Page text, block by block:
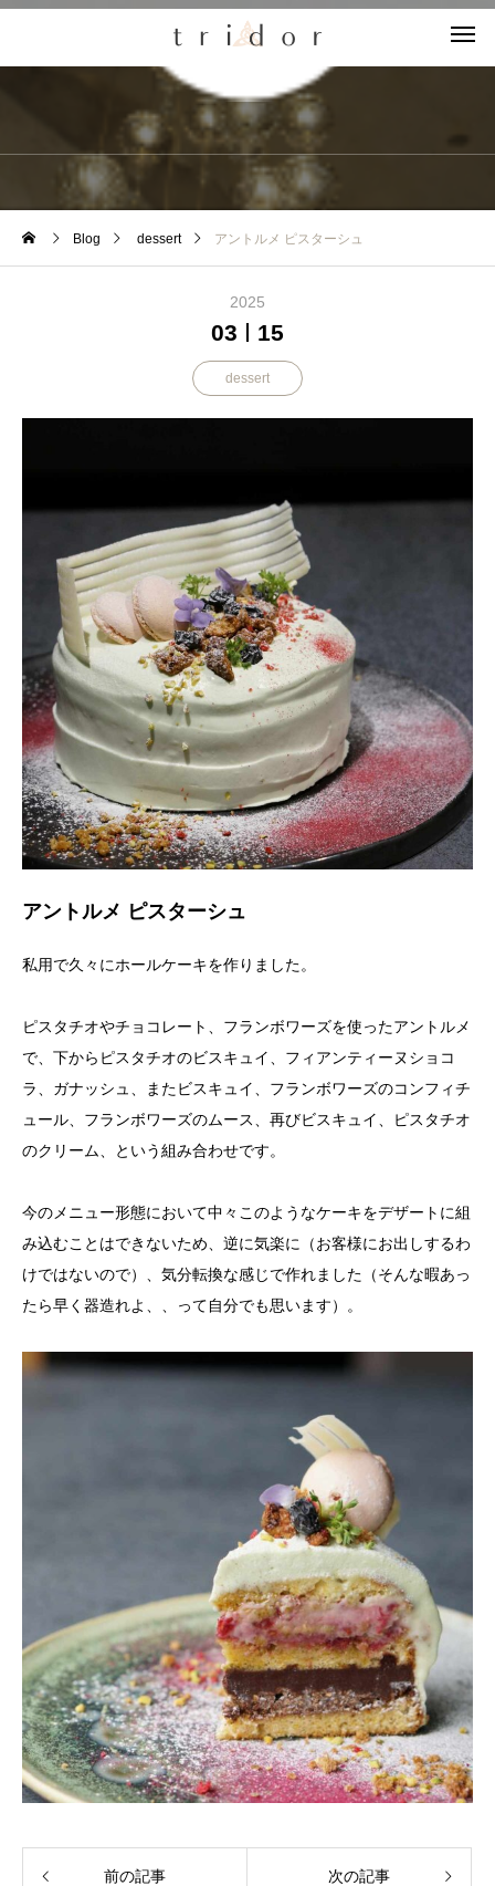
Blog
Blog dessert アントルメ ピスターシュ
2025
03 15
dessert
アントルメ ピスターシュ
私用で久々にホールケーキを作りました。
ピスタチオやチョコレート、フランボワーズを使ったアントルメ
で、下からピスタチオのビスキュイ、フィアンティーヌショコ
ラ、ガナッシュ、またビスキュイ、フランボワーズのコンフィチ
ュール、フランボワーズのムース、再びビスキュイ、ピスタチオ
のクリーム、という組み合わせです。
今のメニュー形態において中々このようなケーキをデザートに組
み込むことはできないため、逆に気楽に（お客様にお出しするわ
けではないので）、気分転換な感じで作れました（そんな暇あっ
たら早く器造れよ、、って自分でも思います）。
前の記事 次の記事